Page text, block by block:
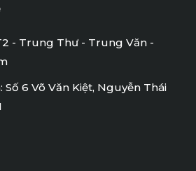
- Trung Thư - Trung Văn -
Số 6 Võ Văn Kiệt, Nguyễn Thái